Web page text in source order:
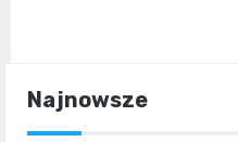
Najnowsze